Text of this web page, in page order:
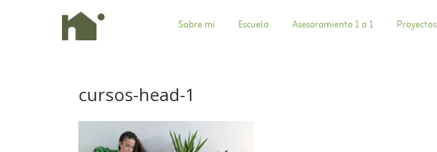
Sobre mí Escuela Asesoramiento 1 a 1 Proyectos
cursos-head-1